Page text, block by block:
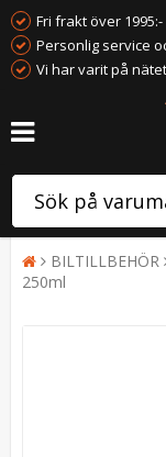
Fri frakt över 1995:-
Personlig service
Vi har varit på
BILTILLBEHÖR
250ml